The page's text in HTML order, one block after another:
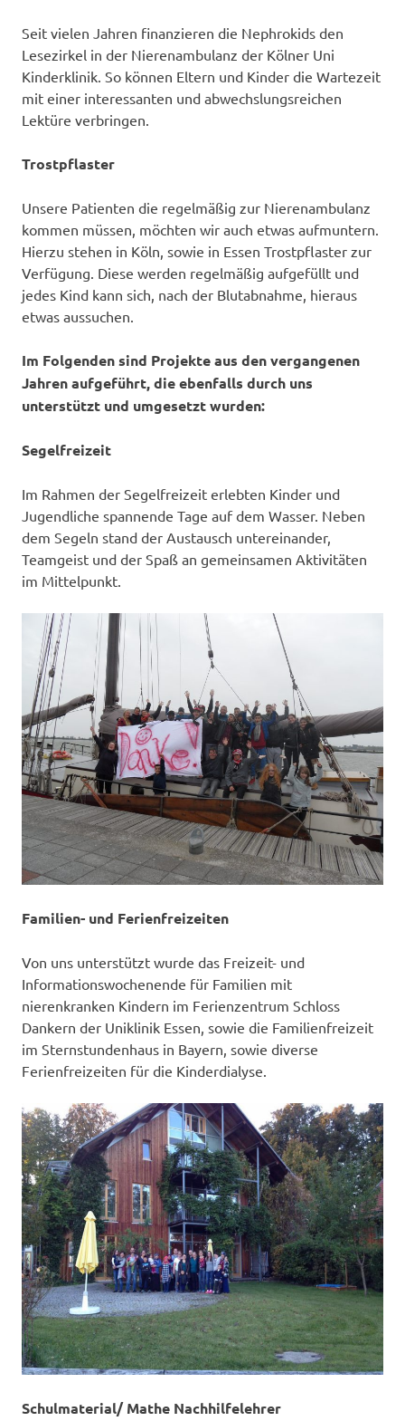
Seit vielen Jahren finanzieren die Nephrokids den
Lesezirkel in der Nierenambulanz der Kölner Uni
Kinderklinik. So können Eltern und Kinder die Wartezeit
mit einer interessanten und abwechslungsreichen
Lektüre verbringen.
Trostpflaster
Unsere Patienten die regelmäßig zur Nierenambulanz
kommen müssen, möchten wir auch etwas aufmuntern.
Hierzu stehen in Köln, sowie in Essen Trostpflaster zur
Verfügung. Diese werden regelmäßig aufgefüllt und
jedes Kind kann sich, nach der Blutabnahme, hieraus
etwas aussuchen.
Im Folgenden sind Projekte aus den vergangenen
Jahren aufgeführt, die ebenfalls durch uns
unterstützt und umgesetzt wurden:
Segelfreizeit
Im Rahmen der Segelfreizeit erlebten Kinder und
Jugendliche spannende Tage auf dem Wasser. Neben
dem Segeln stand der Austausch untereinander,
Teamgeist und der Spaß an gemeinsamen Aktivitäten
im Mittelpunkt.
Familien- und Ferienfreizeiten
Von uns unterstützt wurde das Freizeit- und
Informationswochenende für Familien mit
nierenkranken Kindern im Ferienzentrum Schloss
Dankern der Uniklinik Essen, sowie die Familienfreizeit
im Sternstundenhaus in Bayern, sowie diverse
Ferienfreizeiten für die Kinderdialyse.
Schulmaterial/ Mathe Nachhilfelehrer